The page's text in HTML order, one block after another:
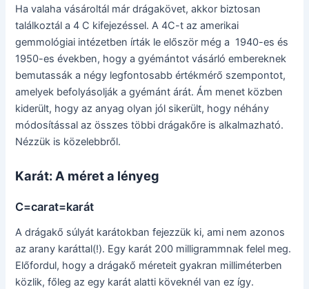
Ha valaha vásároltál már drágakövet, akkor biztosan
találkoztál a 4 C kifejezéssel. A 4C-t az amerikai
gemmológiai intézetben írták le először még a 1940-es és
1950-es években, hogy a gyémántot vásárló embereknek
bemutassák a négy legfontosabb értékmérő szempontot,
amelyek befolyásolják a gyémánt árát. Ám menet közben
kiderült, hogy az anyag olyan jól sikerült, hogy néhány
módosítással az összes többi drágakőre is alkalmazható.
Nézzük is közelebbről.
Karát: A méret a lényeg
C=carat=karát
A drágakő súlyát karátokban fejezzük ki, ami nem azonos
az arany karáttal(!). Egy karát 200 milligrammnak felel meg.
Előfordul, hogy a drágakő méreteit gyakran milliméterben
közlik, főleg az egy karát alatti köveknél van ez így.